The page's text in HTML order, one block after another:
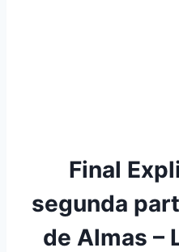
Final
segunda
de Almas –